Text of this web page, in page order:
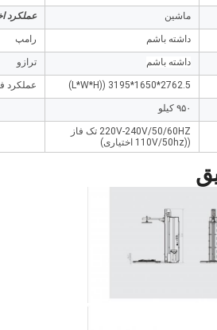
ماشین عملکرد
داشته باشم رامپ
داشته باشم ترازو
2762.5*1650*3195 ((L*W*H) عملکرد
۹۵۰ کیلو
220V-240V/50/60HZ تک فاز
((110V/50hz اختیاری)